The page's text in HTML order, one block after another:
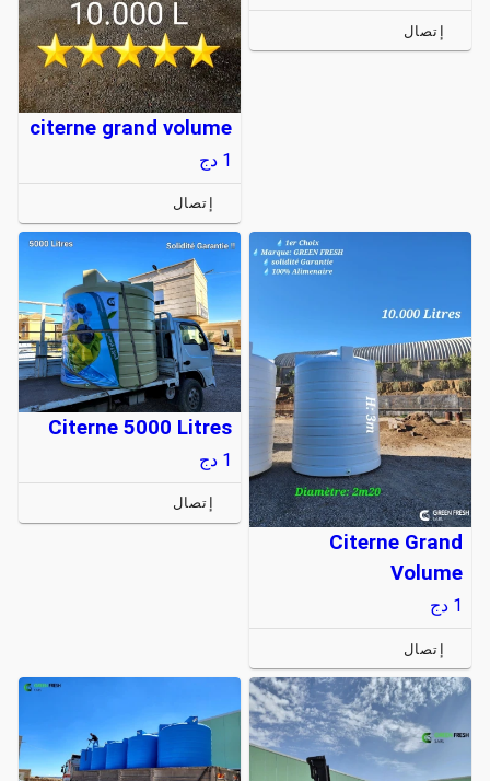
إتصال
citerne grand volume
1 دج
إتصال
Citerne Grand
Volume
1 دج
إتصال
Citerne 5000 Litres
1 دج
إتصال